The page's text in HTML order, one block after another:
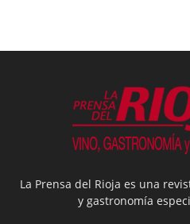
La Prensa del Rioja es una
y gastronomía